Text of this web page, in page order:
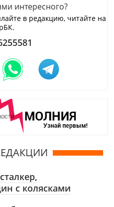
интересного?
в редакцию, читайте на
с колясками